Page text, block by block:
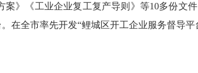
《工业企业复工复产导则》等10多份文
在全市率先开发“鲤城区开工企业服务督导